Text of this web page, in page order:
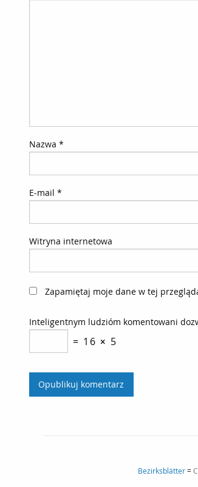
Nazwa *
E-mail *
Witryna internetowa
Zapamiętaj moje dane w tej
Inteligentnym ludzióm komentowani
= 16 × 5
Bezirksblätter=